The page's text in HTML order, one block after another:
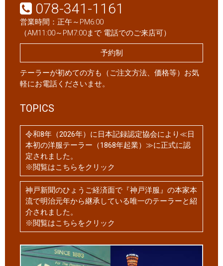
078-341-1161
営業時間：正午～PM6:00
（AM11:00～PM7:00まで 電話でのご来店可）
予約制
テーラーが初めての方も（ご注文方法、価格等）お気
軽にお電話くださいませ。
TOPICS
令和8年（2026年）に日本記録認定協会により≪日
本初の洋服テーラー（1868年起業）≫に正式に認
定されました。
※閲覧はこちらをクリック
神戸新聞のひょうご経済面で『神戸洋服』の本家本
流で明治元年から継承している唯一のテーラーと紹
介されました。
※閲覧はこちらをクリック